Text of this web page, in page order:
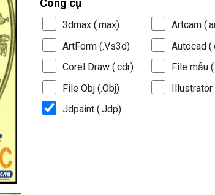
Công cụ
3dmax (.max)
Artcam
ArtForm (.Vs3d)
Autocad
Corel Draw (.cdr)
File mẫu
File Obj (.Obj)
Illustrator
Jdpaint (.Jdp)